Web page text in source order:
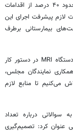
دیگری در شهر با چالش‌های جدی روبرو است؛ البته حدود ۴۰ درصد از اقدامات
لازم پیشرفت اجرای این
بیمارستانی برطرف
وی افزود: تأمین تجهیزات موردنیاز بیمارستان از جمله دستگاه MRI در دستور کار
نمایندگان مجلس،
می‌کنیم تا منابع لازم
درباره تعداد
عنوان کرد: تصمیم‌گیری